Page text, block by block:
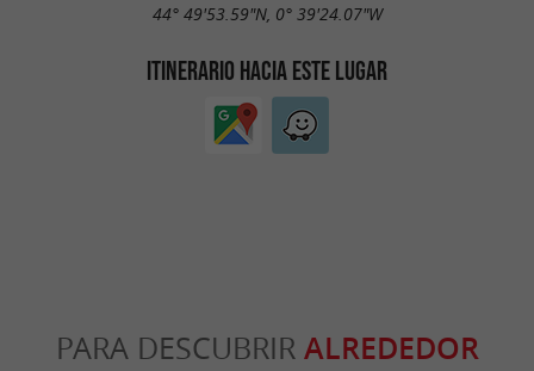
44° 49'53.59"N, 0° 39'24.07"W
ITINERARIO HACIA ESTE LUGAR
PARA DESCUBRIR ALREDEDOR